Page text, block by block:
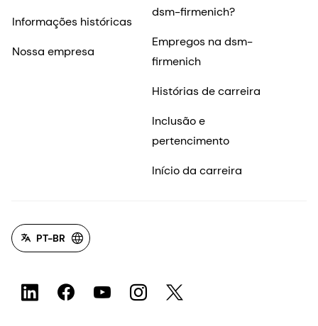
Informações históricas
Nossa empresa
dsm-firmenich?
Empregos na dsm-
firmenich
Histórias de carreira
Inclusão e
pertencimento
Início da carreira
PT-BR